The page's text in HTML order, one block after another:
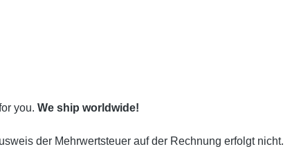
you. We ship worldwide!
der Mehrwertsteuer auf der Rechnung erfolgt nicht.